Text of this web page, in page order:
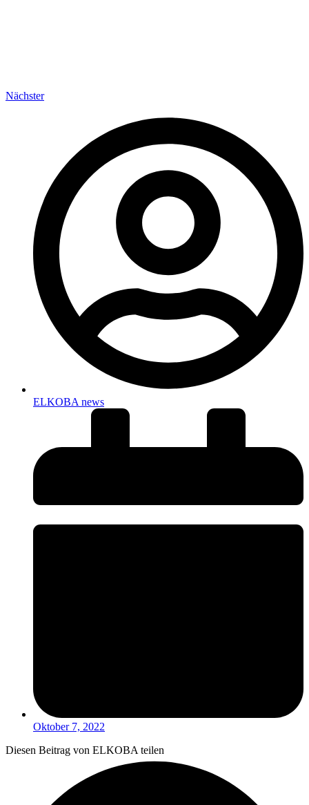
Nächster
ELKOBA news
Oktober 7, 2022
Diesen Beitrag von ELKOBA teilen